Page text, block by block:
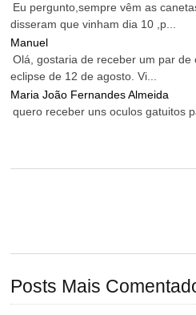
Eu pergunto,sempre vêm as
disseram que vinham dia 10 ,p...
Manuel
Olá, gostaria de receber um par
eclipse de 12 de agosto. Vi...
Maria João Fernandes Almeida
quero receber uns oculos gatuitos
Posts Mais